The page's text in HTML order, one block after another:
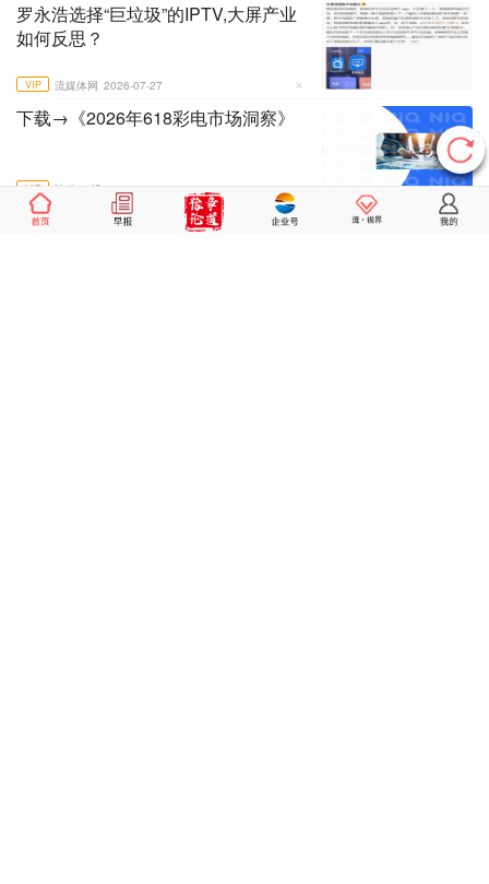
罗永浩选择“巨垃圾”的IPTV,大屏产业
如何反思？
VIP 流媒体网 2026-07-27
下载→《2026年618彩电市场洞察》
VIP NielsenlQ 2026-07-27
从中剧到长剧,分账市场有何表现？